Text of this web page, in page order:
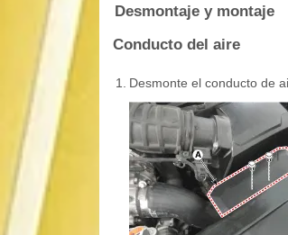
Desmontaje y montaje
Conducto del aire
1. Desmonte el conducto de